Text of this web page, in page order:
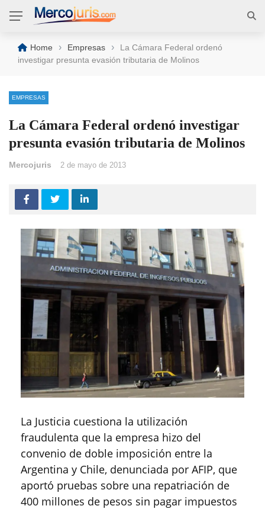
Home › Empresas ›
La Cámara Federal ordenó
investigar presunta evasión tributaria de Molinos
EMPRESAS
La Cámara Federal ordenó investigar
presunta evasión tributaria de Molinos
Mercojuris 2 de mayo de 2013
La Justicia cuestiona la utilización
fraudulenta que la empresa hizo del
convenio de doble imposición entre la
Argentina y Chile, denunciada por AFIP, que
aportó pruebas sobre una repatriación de
400 millones de pesos sin pagar impuestos